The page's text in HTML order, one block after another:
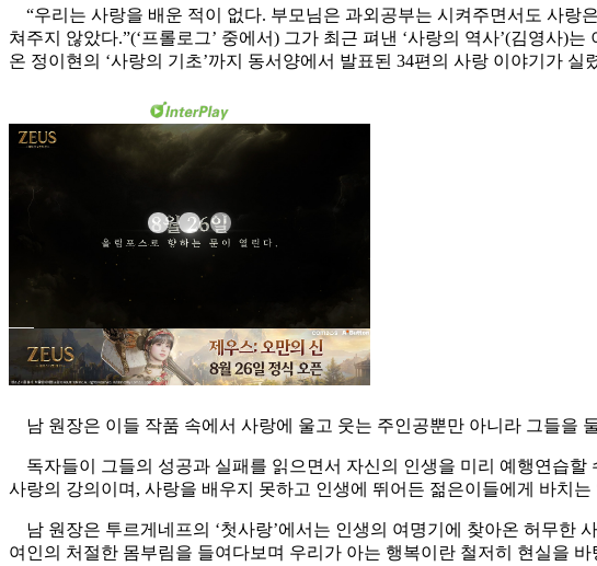
“우리는 사랑을 배운 적이 없다. 부모님은 과외공부는 시켜주면서도 사랑
쳐주지 않았다.”(‘프롤로그’ 중에서) 그가 최근 펴낸 ‘사랑의 역사’(김영사)
온 정이현의 ‘사랑의 기초’까지 동서양에서 발표된 34편의 사랑 이야기가 실
남 원장은 이들 작품 속에서 사랑에 울고 웃는 주인공뿐만 아니라 그들을
독자들이 그들의 성공과 실패를 읽으면서 자신의 인생을 미리 예행연습할
사랑의 강의이며, 사랑을 배우지 못하고 인생에 뛰어든 젊은이들에게 바치는
남 원장은 투르게네프의 ‘첫사랑’에서는 인생의 여명기에 찾아온 허무한
여인의 처절한 몸부림을 들여다보며 우리가 아는 행복이란 철저히 현실을